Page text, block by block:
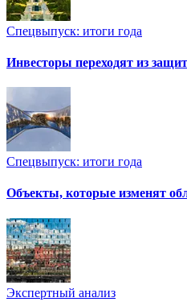
Спецвыпуск: итоги года
Инвесторы переходят из
Спецвыпуск: итоги года
Объекты, которые изменят
Экспертный анализ